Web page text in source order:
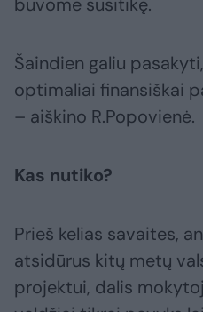
Šaindien galiu
optimaliai finansiškai
– aiškino R.Popovienė.
Kas nutiko?
Prieš kelias savaites,
atsidūrus kitų metų
projektui, dalis